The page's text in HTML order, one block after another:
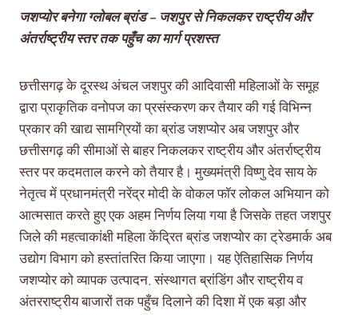
जशप्योर बनेगा ग्लोबल ब्रांड – जशपुर से निकलकर राष्ट्रीय और
अंतर्राष्ट्रीय स्तर तक पहुँच का मार्ग प्रशस्त
छत्तीसगढ़ के दूरस्थ अंचल जशपुर की आदिवासी महिलाओं के समूह
द्वारा प्राकृतिक वनोपज का प्रसंस्करण कर तैयार की गई विभिन्न
प्रकार की खाद्य सामग्रियों का ब्रांड जशप्योर अब जशपुर और
छत्तीसगढ़ की सीमाओं से बाहर निकलकर राष्ट्रीय और अंतर्राष्ट्रीय
स्तर पर कदमताल करने को तैयार है। मुख्यमंत्री विष्णु देव साय के
नेतृत्व में प्रधानमंत्री नरेंद्र मोदी के वोकल फॉर लोकल अभियान को
आत्मसात करते हुए एक अहम निर्णय लिया गया है जिसके तहत जशपुर
जिले की महत्वाकांक्षी महिला केंद्रित ब्रांड जशप्योर का ट्रेडमार्क अब
उद्योग विभाग को हस्तांतरित किया जाएगा। यह ऐतिहासिक निर्णय
जशप्योर को व्यापक उत्पादन, संस्थागत ब्रांडिंग और राष्ट्रीय व
अंतरराष्ट्रीय बाजारों तक पहुँच दिलाने की दिशा में एक बड़ा और